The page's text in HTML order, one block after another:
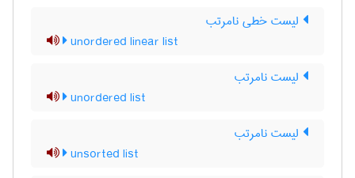
لیست خطی نامرتب
unordered linear list
لیست نامرتب
unordered list
لیست نامرتب
unsorted list